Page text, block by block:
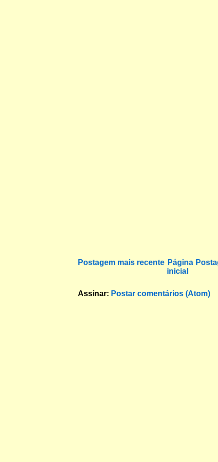
Postagem mais recente Página
inicial
Assinar: Postar comentários (Atom)